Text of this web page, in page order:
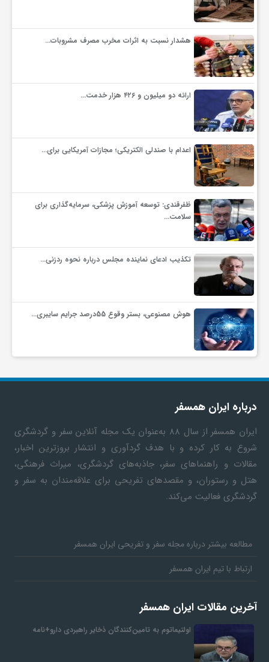
هشدار نسبت به اثرات مخرب مصرف مشروبات…
ارائه دو میلیون و ۴۲۶ هزار خدمت…
اعدام با صندلی الکتریکی؛ مجازات آمریکایی برای…
ظفرقندی: توسعه آموزش پزشکی، سرمایه‌گذاری برای
سلامت…
تکذیب ادعای نماینده مجلس درباره نحوه ردزنی…
هوش مصنوعی، بستر وقوع 55درصد جرایم سایبری…
درباره ایران همسفر
ایران همسفر
از سال ۸۸ به‎‌عنوان یک مجله آنلاین سفر و گردشگری
شروع به کار کرده و با هدف گردآوری و انتشار بروزترین اخبار،
مقالات و راهنماهای سفر، جاذبه‌های گردشگری، میراث فرهنگی،
هتل و رستوران، و مقصدهای تفریحی برای علاقه‌مندان به سفر و
گردشگری فعالیت می‌کند.
مطالعه بیشتر درباره مجله سفر و تفریحی ایران همسفر
ارتباط با تیم ایران همسفر
آخرین مقالات ایران همسفر
اولتیماتوم به تامین‌کنندگان ذخایر راهبردی دارو+نامه